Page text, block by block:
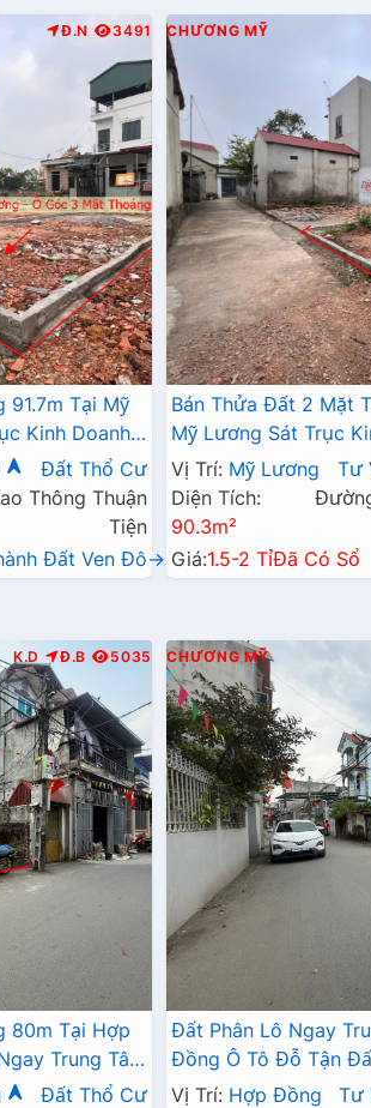
Đ.N 3491
91.7m Tại Mỹ
Kinh Doanh -
Mỹ
Đất Thổ Cư
Thông Thuận
Tiện
Đất Ven Đô→
CHƯƠNG MỸ
Bán Thửa Đất 2 Mặt
Mỹ Lương Sát Trục
Giá Chỉ Hơn Tỷ
Vị Trí: Mỹ Lương Tư
Diện Tích:
90.3m²
Giá:1.5-2 TỉĐã Có Sổ
K.D Đ.B 5035
80m Tại Hợp
Trung Tâm
TL419
Đất Thổ Cư
CHƯƠNG MỸ
Đất Phân Lô Ngay
Đồng Ô Tô Đỗ Tận
Đường Kinh Doanh
Vị Trí: Hợp Đồng Tư